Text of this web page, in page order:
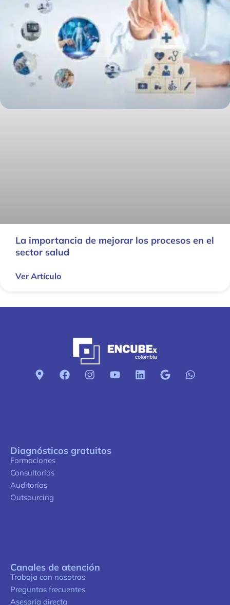
La importancia de mejorar los procesos en el
sector salud
Ver Artículo
Diagnósticos gratuitos
Formaciones
Consultorías
Auditorías
Outsourcing
Canales de atención
Trabaja con nosotros
Preguntas frecuentes
Asesoría directa